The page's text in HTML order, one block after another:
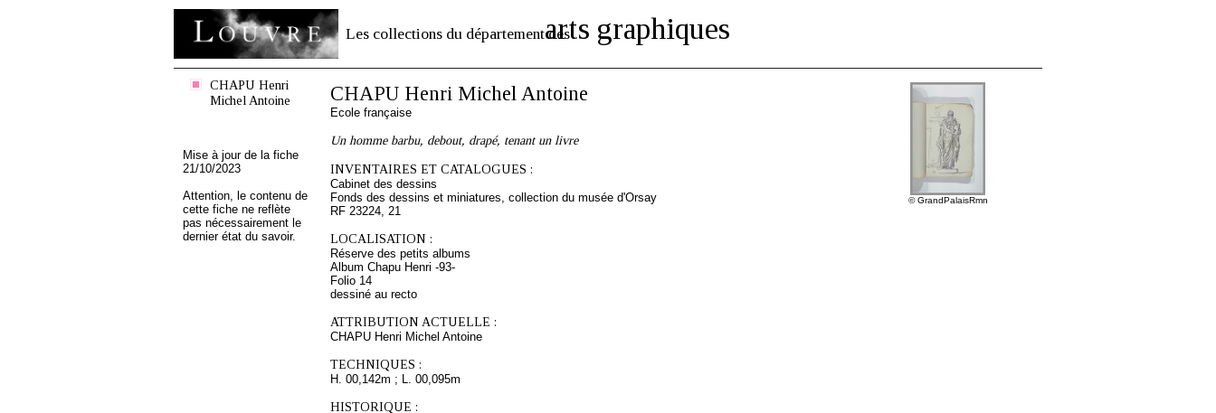
Les collections du département desarts graphiques
CHAPU Henri
Michel Antoine
Mise à jour de la fiche
21/10/2023
Attention, le contenu de
cette fiche ne reflète
pas nécessairement le
dernier état du savoir.
© GrandPalaisRmn
CHAPU Henri Michel Antoine
Ecole française
Un homme barbu, debout, drapé, tenant un livre
INVENTAIRES ET CATALOGUES :
Cabinet des dessins
Fonds des dessins et miniatures, collection du musée d'Orsay
RF 23224, 21
LOCALISATION :
Réserve des petits albums
Album Chapu Henri -93-
Folio 14
dessiné au recto
ATTRIBUTION ACTUELLE :
CHAPU Henri Michel Antoine
TECHNIQUES :
H. 00,142m ; L. 00,095m
HISTORIQUE :